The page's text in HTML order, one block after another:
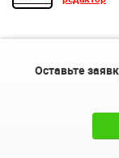
Оставьте